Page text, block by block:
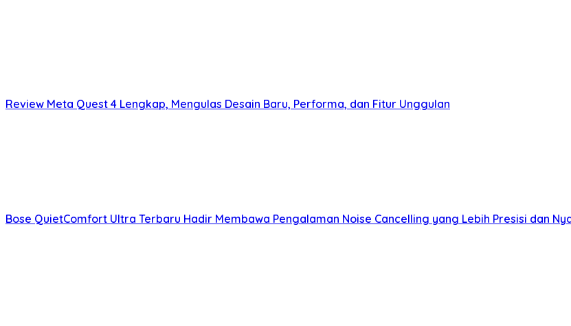
Review Meta Quest 4 Lengkap, Mengulas Desain Baru, Performa, dan Fitur Unggulan
Bose QuietComfort Ultra Terbaru Hadir Membawa Pengalaman Noise Cancelling yang Lebih Presisi dan